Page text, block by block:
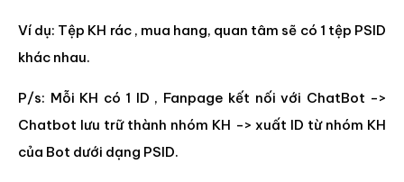
Ví dụ: Tệp KH rác , mua hang, quan tâm sẽ có 1 tệp PSID
khác nhau.
P/s: Mỗi KH có 1 ID , Fanpage kết nối với ChatBot ->
Chatbot lưu trữ thành nhóm KH -> xuất ID từ nhóm KH
của Bot dưới dạng PSID.